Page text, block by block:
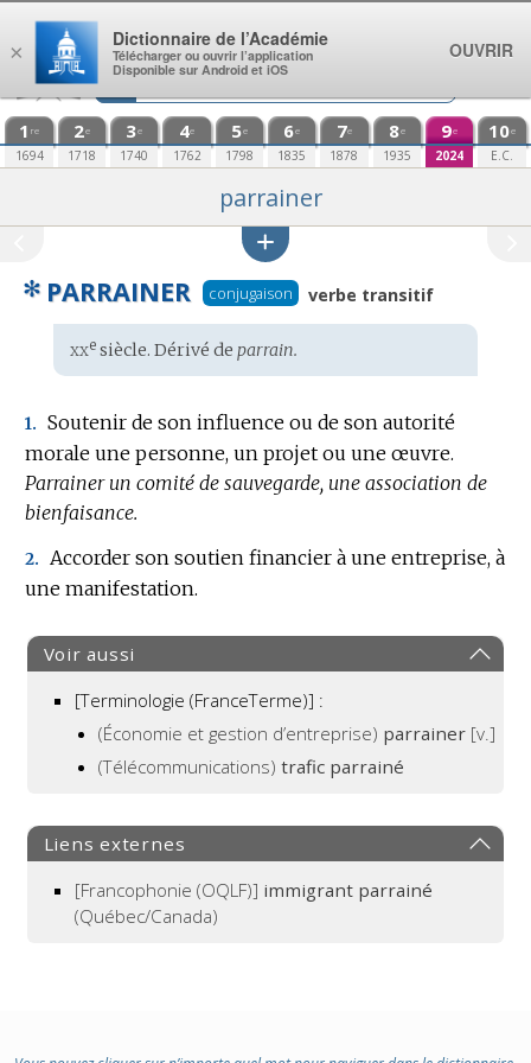
Aller au contenu
1 re
1694
2e
1718
3e
1740
4e
1762
5e
1798
6e
1835
7e
1878
8e
1935
9e
2024
10e
E.C.
parrainer
✻ PARRAINER conjugaison verbe transitif
Étymologie
:
xxesiècle. Dérivé de parrain.
1. Soutenir de son influence ou de son autorité
morale une personne, un projet ou une œuvre.
Parrainer un comité de sauvegarde, une association de
bienfaisance.
2. Accorder son soutien financier à une entreprise, à
une manifestation.
Voir aussi
[Terminologie (FranceTerme)] :
(Économie et gestion d’entreprise) parrainer [v.]
(Télécommunications)trafic parrainé
Liens externes
[Francophonie (OQLF)] immigrant parrainé
(Québec/Canada)
×
Dictionnaire de l’Académie
Télécharger ou ouvrir l’application
Disponible sur Android et iOS
OUVRIR